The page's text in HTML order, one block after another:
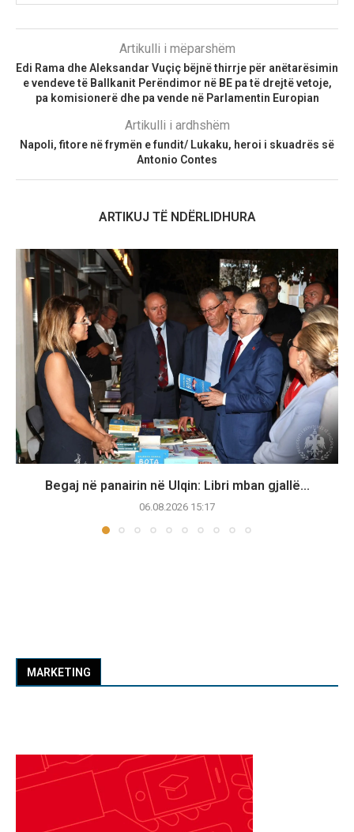
Artikulli i mëparshëm
Edi Rama dhe Aleksandar Vuçiç bëjnë thirrje për anëtarësimin
e vendeve të Ballkanit Perëndimor në BE pa të drejtë vetoje,
pa komisionerë dhe pa vende në Parlamentin Europian
Artikulli i ardhshëm
Napoli, fitore në frymën e fundit/ Lukaku, heroi i skuadrës së
Antonio Contes
ARTIKUJ TË NDËRLIDHURA
Begaj në panairin në Ulqin: Libri mban gjallë...
06.08.2026 15:17
MARKETING